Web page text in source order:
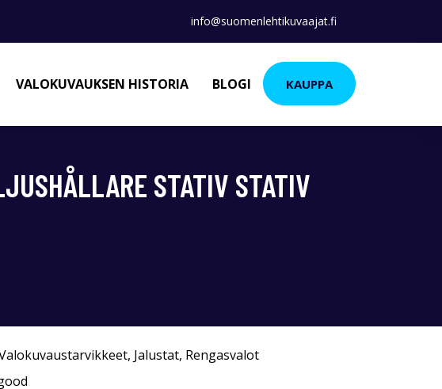
info@suomenlehtikuvaajat.fi
VALOKUVAUKSEN HISTORIA BLOGI KAUPPA
STATIV STATIV
, Jalustat, Rengasvalot